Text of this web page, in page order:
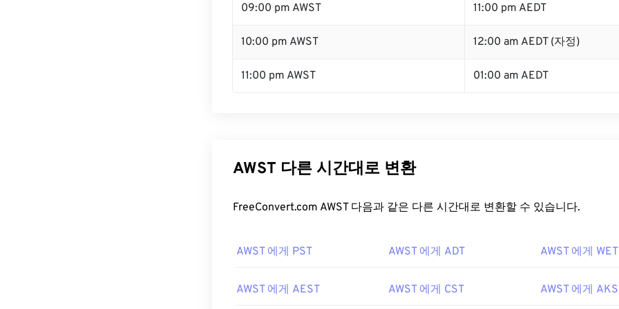
09:00 pm AWST 11:00 pm AEDT
10:00 pm AWST 12:00 am AEDT (자정)
11:00 pm AWST 01:00 am AEDT
AWST 다른 시간대로 변환
FreeConvert.com AWST 다음과 같은 다른 시간대로 변환할 수 있습니다.
AWST 에게 PST AWST 에게 ADT AWST 에게 WET
AWST 에게 AEST AWST 에게 CST AWST 에게